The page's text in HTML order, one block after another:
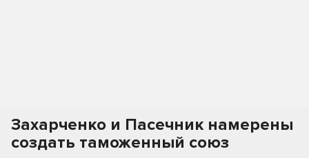
Захарченко и Пасечник намерены
создать таможенный союз